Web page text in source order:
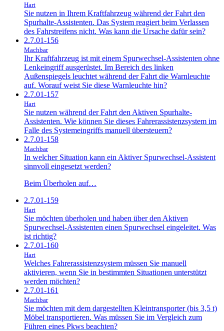
Hart
Sie nutzen in Ihrem Kraftfahrzeug während der Fahrt den
Spurhalte-Assistenten. Das System reagiert beim Verlassen
des Fahrstreifens nicht. Was kann die Ursache dafür sein?
2.7.01-156
Machbar
Ihr Kraftfahrzeug ist mit einem Spurwechsel-Assistenten ohne
Lenkeingriff ausgerüstet. Im Bereich des linken
Außenspiegels leuchtet während der Fahrt die Warnleuchte
auf. Worauf weist Sie diese Warnleuchte hin?
2.7.01-157
Hart
Sie nutzen während der Fahrt den Aktiven Spurhalte-
Assistenten. Wie können Sie dieses Fahrerassistenzsystem im
Falle des Systemeingriffs manuell übersteuern?
2.7.01-158
Machbar
In welcher Situation kann ein Aktiver Spurwechsel-Assistent
sinnvoll eingesetzt werden?
Beim Überholen auf…
2.7.01-159
Hart
Sie möchten überholen und haben über den Aktiven
Spurwechsel-Assistenten einen Spurwechsel eingeleitet. Was
ist richtig?
2.7.01-160
Hart
Welches Fahrerassistenzsystem müssen Sie manuell
aktivieren, wenn Sie in bestimmten Situationen unterstützt
werden möchten?
2.7.01-161
Machbar
Sie möchten mit dem dargestellten Kleintransporter (bis 3,5 t)
Möbel transportieren. Was müssen Sie im Vergleich zum
Führen eines Pkws beachten?